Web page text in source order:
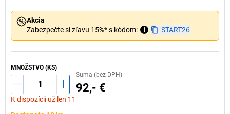
Akcia
Zabezpečte si zľavu 15%* s kódom:
i START26
MNOŽSTVO (KS)
K dispozícii už len 11
Suma (bez DPH)
92,- €